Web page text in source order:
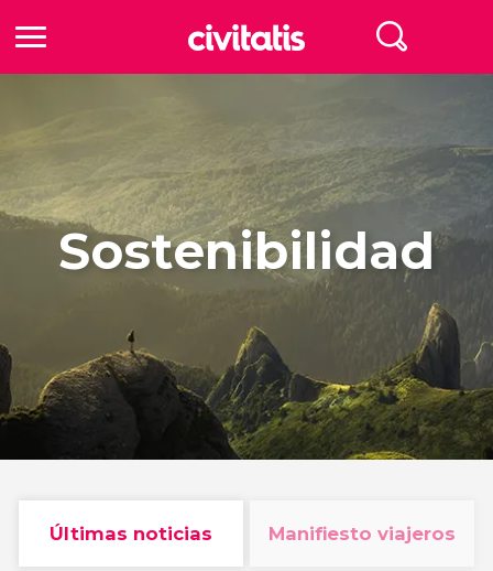
Sostenibilidad
Últimas noticias Manifiesto viajeros